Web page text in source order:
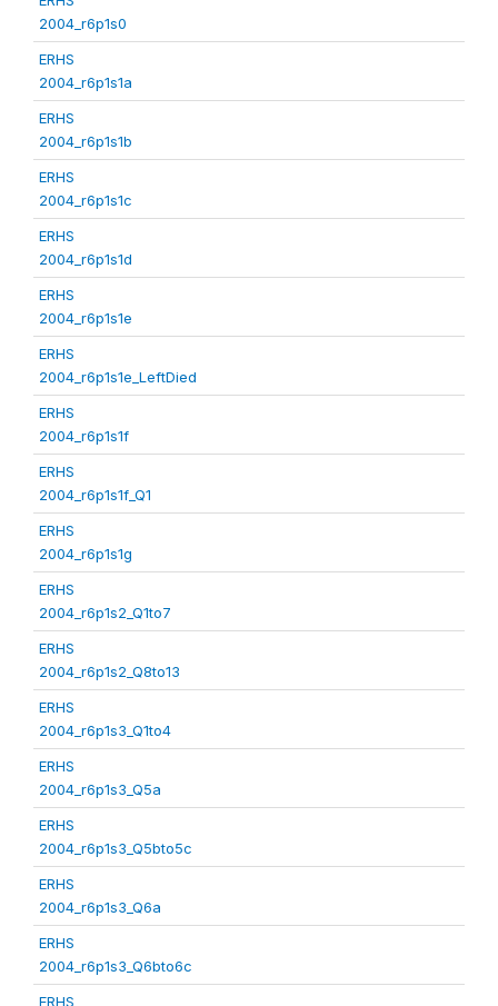
2004_r6p1s0
ERHS
2004_r6p1s1a
ERHS
2004_r6p1s1b
ERHS
2004_r6p1s1c
ERHS
2004_r6p1s1d
ERHS
2004_r6p1s1e
ERHS
2004_r6p1s1e_LeftDied
ERHS
2004_r6p1s1f
ERHS
2004_r6p1s1f_Q1
ERHS
2004_r6p1s1g
ERHS
2004_r6p1s2_Q1to7
ERHS
2004_r6p1s2_Q8to13
ERHS
2004_r6p1s3_Q1to4
ERHS
2004_r6p1s3_Q5a
ERHS
2004_r6p1s3_Q5bto5c
ERHS
2004_r6p1s3_Q6a
ERHS
2004_r6p1s3_Q6bto6c
ERHS